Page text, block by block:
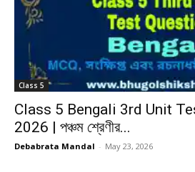
Class 5
Class 5 Bengali 3rd Unit
2026 | পঞ্চম শ্রেণীর...
Debabrata Mandal - May 23, 2026